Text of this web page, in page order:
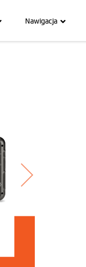
Nawigacja